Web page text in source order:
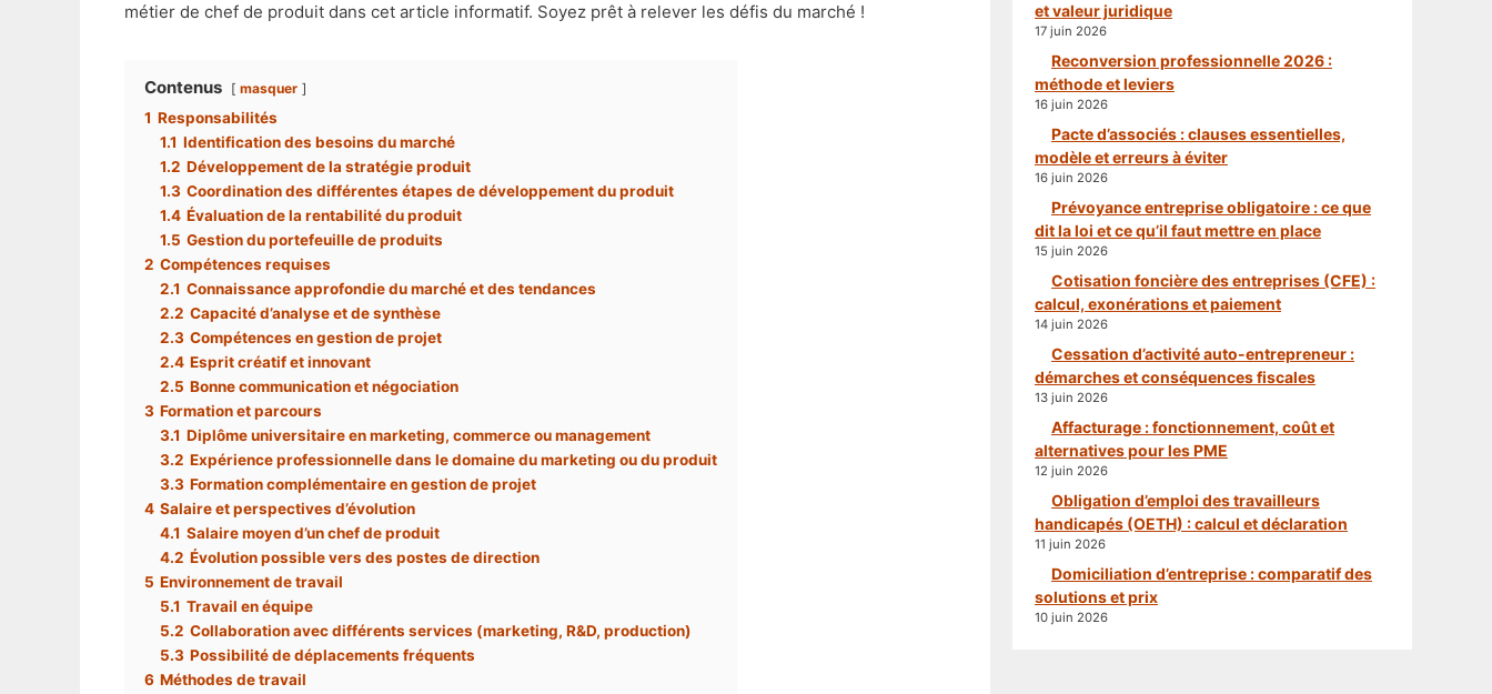
métier de chef de produit dans cet article informatif. Soyez prêt à relever les défis du marché !
Contenus masquer
1 Responsabilités
1.1 Identification des besoins du marché
1.2 Développement de la stratégie produit
1.3 Coordination des différentes étapes de développement du produit
1.4 Évaluation de la rentabilité du produit
1.5 Gestion du portefeuille de produits
2 Compétences requises
2.1 Connaissance approfondie du marché et des tendances
2.2 Capacité d’analyse et de synthèse
2.3 Compétences en gestion de projet
2.4 Esprit créatif et innovant
2.5 Bonne communication et négociation
3 Formation et parcours
3.1 Diplôme universitaire en marketing, commerce ou management
3.2 Expérience professionnelle dans le domaine du marketing ou du produit
3.3 Formation complémentaire en gestion de projet
4 Salaire et perspectives d’évolution
4.1 Salaire moyen d’un chef de produit
4.2 Évolution possible vers des postes de direction
5 Environnement de travail
5.1 Travail en équipe
5.2 Collaboration avec différents services (marketing, R&D, production)
5.3 Possibilité de déplacements fréquents
6 Méthodes de travail
et valeur juridique
17 juin 2026
Reconversion professionnelle 2026 :
méthode et leviers
16 juin 2026
Pacte d’associés : clauses essentielles,
modèle et erreurs à éviter
16 juin 2026
Prévoyance entreprise obligatoire : ce que
dit la loi et ce qu’il faut mettre en place
15 juin 2026
Cotisation foncière des entreprises (CFE) :
calcul, exonérations et paiement
14 juin 2026
Cessation d’activité auto-entrepreneur :
démarches et conséquences fiscales
13 juin 2026
Affacturage : fonctionnement, coût et
alternatives pour les PME
12 juin 2026
Obligation d’emploi des travailleurs
handicapés (OETH) : calcul et déclaration
11 juin 2026
Domiciliation d’entreprise : comparatif des
solutions et prix
10 juin 2026